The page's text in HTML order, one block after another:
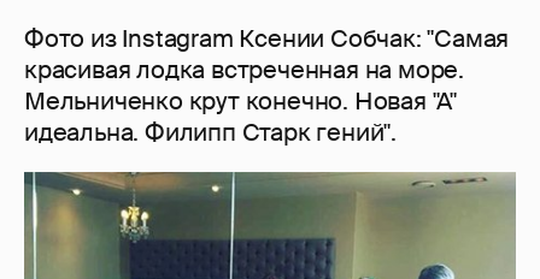
Фото из Instagram Ксении Собчак: "Самая
красивая лодка встреченная на море.
Мельниченко крут конечно. Новая "А"
идеальна. Филипп Старк гений".